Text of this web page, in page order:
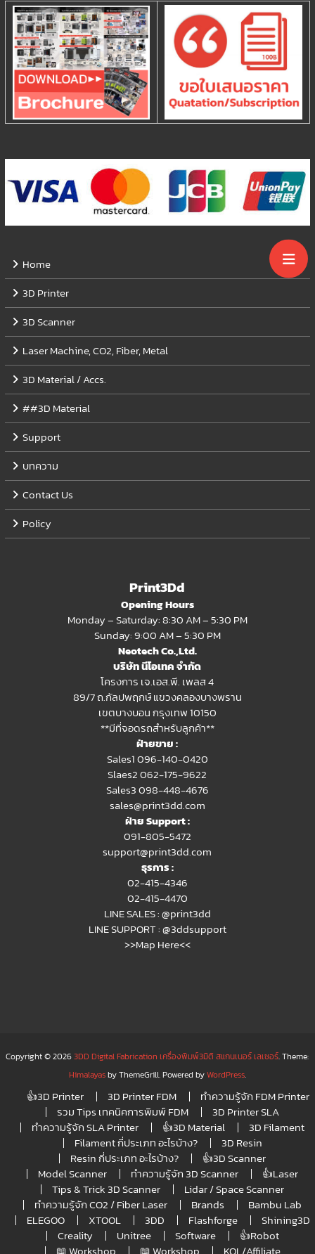
Home
3D Printer
3D Scanner
Laser Machine, CO2, Fiber, Metal
3D Material / Accs.
##3D Material
Support
บทความ
Contact Us
Policy
Print3Dd
Opening Hours
Monday – Saturday: 8:30 AM – 5:30 PM
Sunday: 9:00 AM – 5:30 PM
Neotech Co.,Ltd.
บริษัท นีโอเทค จำกัด
โครงการ เจ.เอส.พี. เพลส 4
89/7 ถ.กัลปพฤกษ์ แขวงคลองบางพราน
เขตบางบอน กรุงเทพ 10150
**มีที่จอดรถสำหรับลูกค้า**
ฝ่ายขาย :
Sales1 096-140-0420
Slaes2062-175-9622
Sales3 098-448-4676
sales@print3dd.com
ฝ่าย Support :
091-805-5472
support@print3dd.com
ธุรการ :
02-415-4346
02-415-4470
LINE SALES :@print3dd
LINE SUPPORT :@3ddsupport
>>Map Here<<
Copyright © 20263DD Digital Fabrication เครื่องพิมพ์3มิติ สแกนเนอร์ เลเซอร์. Theme:
Himalayasby ThemeGrill. Powered byWordPress.
👍3D Printer 3D Printer FDM
ทำความรู้จัก FDM Printer
รวม Tips เทคนิคการพิมพ์ FDM
3D Printer SLA
ทำความรู้จัก SLA Printer
👍3D Material
3D Filament
Filament กี่ประเภท อะไรบ้าง?
3D Resin
Resin กี่ประเภท อะไรบ้าง?
👍3D Scanner
Model Scanner
ทำความรู้จัก 3D Scanner
👍Laser
Tips & Trick 3D Scanner
Lidar / Space Scanner
ทำความรู้จัก CO2 / Fiber Laser
Brands
Bambu Lab
ELEGOO
XTOOL 3DD Flashforge
Shining3D
Creality
Unitree Software
👍Robot